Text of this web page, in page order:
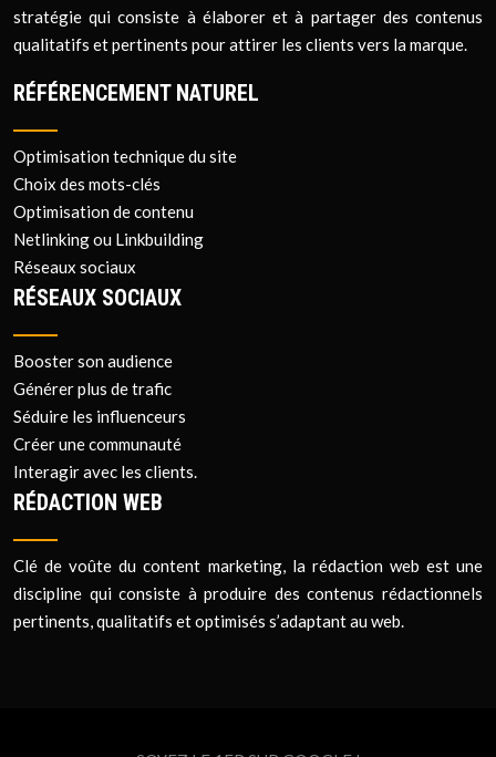
stratégie qui consiste à élaborer et à partager des contenus
qualitatifs et pertinents pour attirer les clients vers la marque.
RÉFÉRENCEMENT NATUREL
Optimisation technique du site
Choix des mots-clés
Optimisation de contenu
Netlinking ou Linkbuilding
Réseaux sociaux
RÉSEAUX SOCIAUX
Booster son audience
Générer plus de trafic
Séduire les influenceurs
Créer une communauté
Interagir avec les clients.
RÉDACTION WEB
Clé de voûte du content marketing, la rédaction web est une
discipline qui consiste à produire des contenus rédactionnels
pertinents, qualitatifs et optimisés s’adaptant au web.